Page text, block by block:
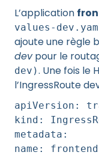
L’application
values-
ajoute une règle
devpour le
dev). Une fois le
l’IngressRoute
apiVersion:
kind:
metadata:
name: